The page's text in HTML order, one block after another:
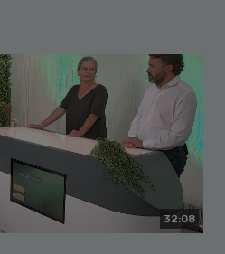
32:08